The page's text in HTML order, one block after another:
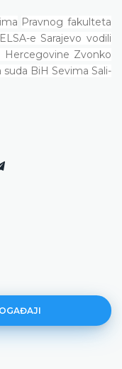
Pravnog fakulteta
e Sarajevo vodili
Hercegovine Zvonko
BiH Sevima Sali-